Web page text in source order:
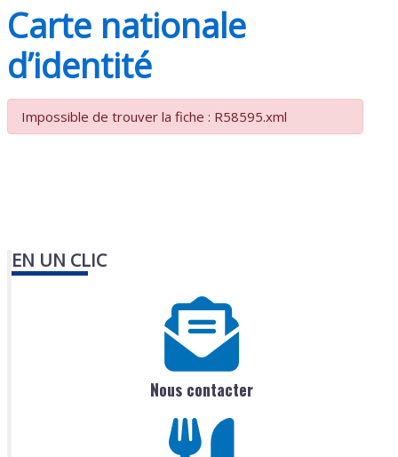
Carte nationale
d’identité
Impossible de trouver la fiche : R58595.xml
EN UN CLIC
Nous contacter